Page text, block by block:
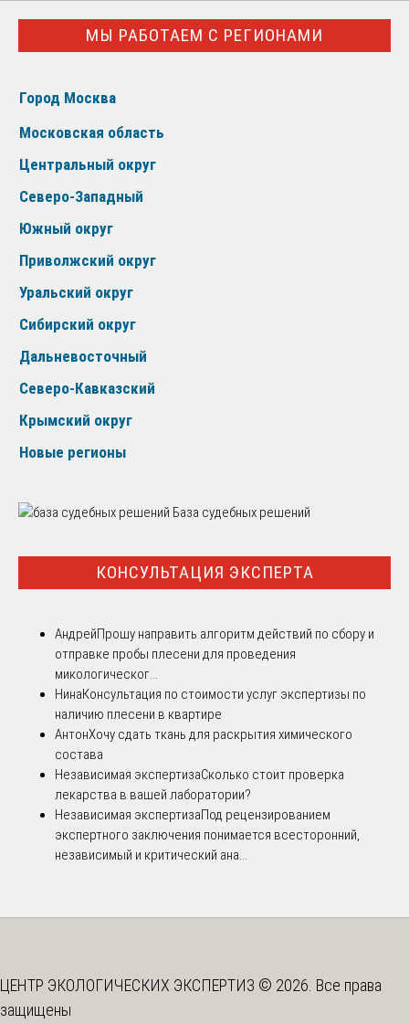
МЫ РАБОТАЕМ С РЕГИОНАМИ
Город Москва
Московская область
Центральный округ
Северо-Западный
Южный округ
Приволжский округ
Уральский округ
Сибирский округ
Дальневосточный
Северо-Кавказский
Крымский округ
Новые регионы
База судебных решений
КОНСУЛЬТАЦИЯ ЭКСПЕРТА
АндрейПрошу направить алгоритм действий по сбору и
отправке пробы плесени для проведения
микологическог...
НинаКонсультация по стоимости услуг экспертизы по
наличию плесени в квартире
АнтонХочу сдать ткань для раскрытия химического
состава
Независимая экспертизаСколько стоит проверка
лекарства в вашей лаборатории?
Независимая экспертизаПод рецензированием
экспертного заключения понимается всесторонний,
независимый и критический ана...
ЦЕНТР ЭКОЛОГИЧЕСКИХ ЭКСПЕРТИЗ © 2026. Все права
защищены